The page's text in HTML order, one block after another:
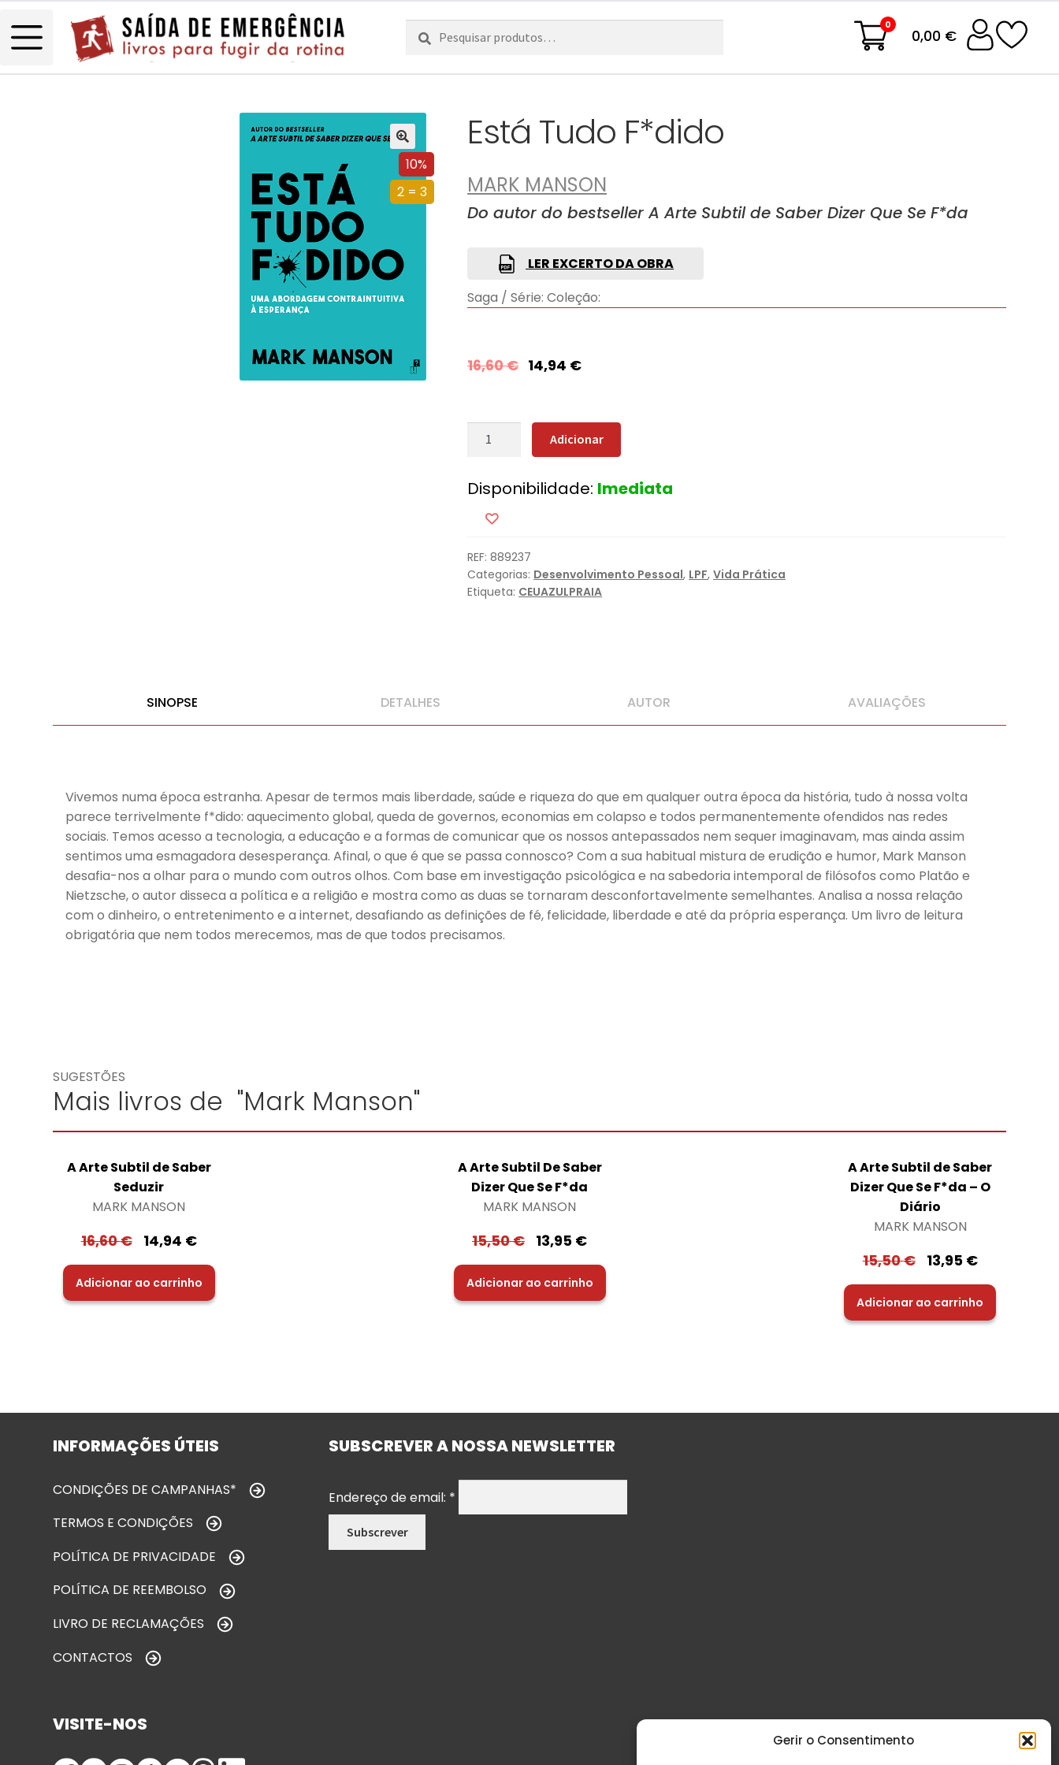
Gerir o Consentimento
Pesquisar
por:
Pesquisa 0
0,00 €
10%
2 = 3
Está Tudo F*dido
MARK MANSON
Do autor do bestseller A Arte Subtil de Saber Dizer Que Se F*da
LER EXCERTO DA OBRA
Saga / Série: Coleção:
16,60€ 14,94 €
Quantidade
Tudo
F*dido
Adicionar
Disponibilidade: Imediata
REF:889237
Categorias: Desenvolvimento Pessoal, LPF,Vida Prática
Etiqueta: CEUAZULPRAIA
SINOPSE DETALHES AUTOR AVALIAÇÕES
Vivemos numa época estranha. Apesar de termos mais liberdade, saúde e riqueza do que em qualquer outra época da história, tudo à nossa volta
parece terrivelmente f*dido: aquecimento global, queda de governos, economias em colapso e todos permanentemente ofendidos nas redes
sociais. Temos acesso a tecnologia, a educação e a formas de comunicar que os nossos antepassados nem sequer imaginavam, mas ainda assim
sentimos uma esmagadora desesperança. Afinal, o que é que se passa connosco? Com a sua habitual mistura de erudição e humor, Mark Manson
desafia-nos a olhar para o mundo com outros olhos. Com base em investigação psicológica e na sabedoria intemporal de filósofos como Platão e
Nietzsche, o autor disseca a política e a religião e mostra como as duas se tornaram desconfortavelmente semelhantes. Analisa a nossa relação
com o dinheiro, o entretenimento e a internet, desafiando as definições de fé, felicidade, liberdade e até da própria esperança. Um livro de leitura
obrigatória que nem todos merecemos, mas de que todos precisamos.
SUGESTÕES
Mais livros de "Mark Manson"
A Arte Subtil de Saber
Seduzir
MARK MANSON
16,60€ 14,94 €
Adicionar ao carrinho
A Arte Subtil De Saber
Dizer Que Se F*da
MARK MANSON
15,50€ 13,95 €
Adicionar ao carrinho
A Arte Subtil de Saber
Dizer Que Se F*da – O
Diário
MARK MANSON
15,50€ 13,95 €
Adicionar ao carrinho
INFORMAÇÕES ÚTEIS
CONDIÇÕES DE CAMPANHAS*
TERMOS E CONDIÇÕES
POLÍTICA DE PRIVACIDADE
POLÍTICA DE REEMBOLSO
LIVRO DE RECLAMAÇÕES
CONTACTOS
SUBSCREVER A NOSSA NEWSLETTER
Endereço de email: *
VISITE-NOS